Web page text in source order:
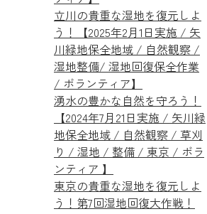
立川の貴重な湿地を復元しよ
う！【2025年2月1日実施 / 矢
川緑地保全地域 / 自然観察 /
湿地整備/ 湿地回復保全作業
/ ボランティア】
湧水の豊かな自然を守ろう！
【2024年7月21日実施 / 矢川緑
地保全地域 / 自然観察 / 草刈
り / 湿地 / 整備 / 東京 / ボラ
ンティア 】
東京の貴重な湿地を復元しよ
う！第7回湿地回復大作戦！